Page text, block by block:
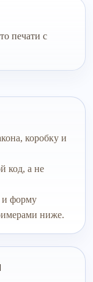
печати с
коробку и
код, а не
и форму
ниже.